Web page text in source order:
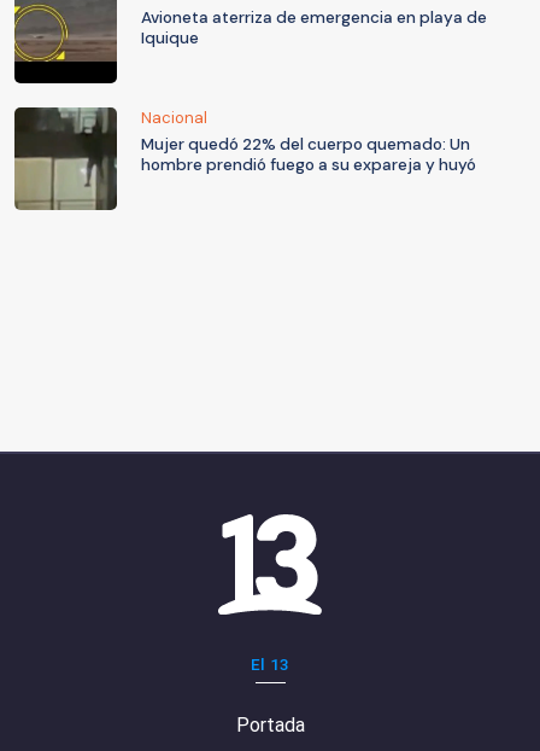
Avioneta aterriza de emergencia en playa de
Iquique
Nacional
Mujer quedó 22% del cuerpo quemado: Un
hombre prendió fuego a su expareja y huyó
El 13
Portada